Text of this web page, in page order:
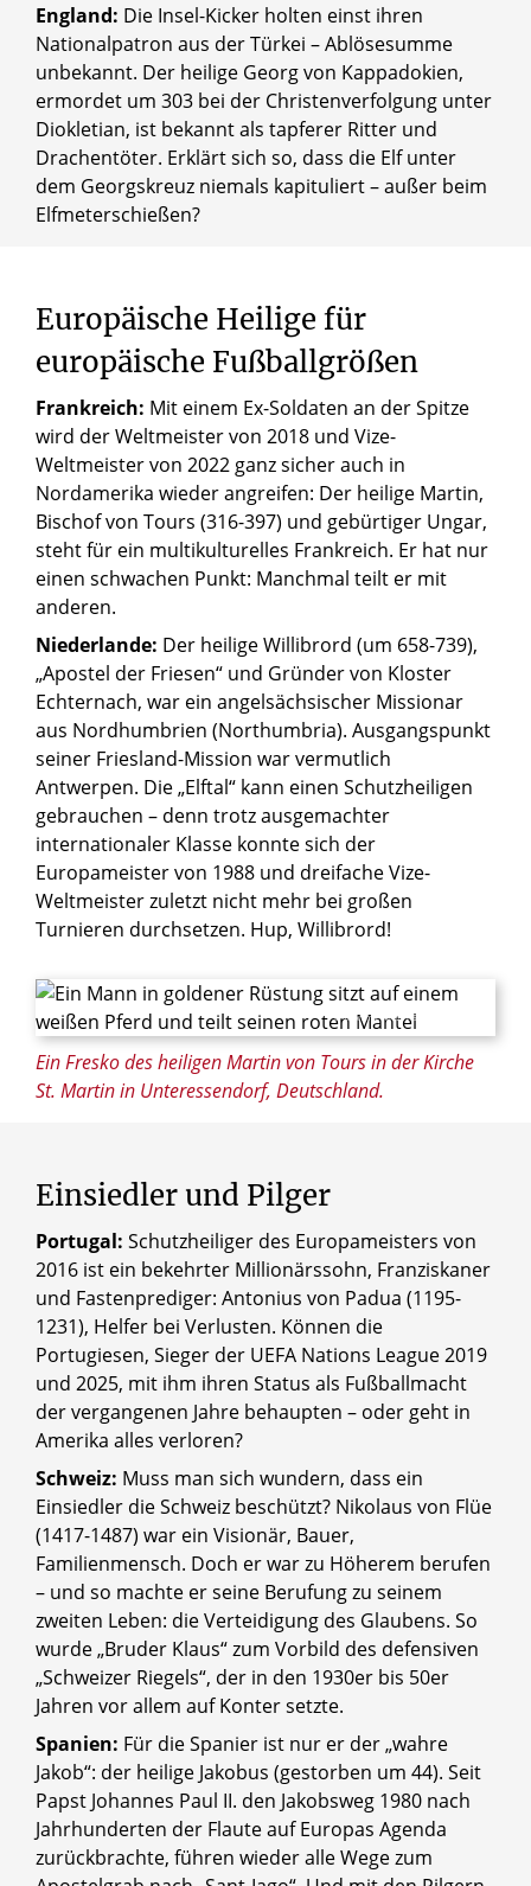
England: Die Insel-Kicker holten einst ihren
Nationalpatron aus der Türkei – Ablösesumme
unbekannt. Der heilige Georg von Kappadokien,
ermordet um 303 bei der Christenverfolgung unter
Diokletian, ist bekannt als tapferer Ritter und
Drachentöter. Erklärt sich so, dass die Elf unter
dem Georgskreuz niemals kapituliert – außer beim
Elfmeterschießen?
© Zvonimir Atletic / Shutterstock.com
Ein Fresko des heiligen Martin von Tours in der Kirche
St. Martin in Unteressendorf, Deutschland.
Europäische Heilige für
europäische Fußballgrößen
Frankreich: Mit einem Ex-Soldaten an der Spitze
wird der Weltmeister von 2018 und Vize-
Weltmeister von 2022 ganz sicher auch in
Nordamerika wieder angreifen: Der heilige Martin,
Bischof von Tours (316-397) und gebürtiger Ungar,
steht für ein multikulturelles Frankreich. Er hat nur
einen schwachen Punkt: Manchmal teilt er mit
anderen.
Niederlande: Der heilige Willibrord (um 658-739),
„Apostel der Friesen“ und Gründer von Kloster
Echternach, war ein angelsächsischer Missionar
aus Nordhumbrien (Northumbria). Ausgangspunkt
seiner Friesland-Mission war vermutlich
Antwerpen. Die „Elftal“ kann einen Schutzheiligen
gebrauchen – denn trotz ausgemachter
internationaler Klasse konnte sich der
Europameister von 1988 und dreifache Vize-
Weltmeister zuletzt nicht mehr bei großen
Turnieren durchsetzen. Hup, Willibrord!
Einsiedler und Pilger
Portugal: Schutzheiliger des Europameisters von
2016 ist ein bekehrter Millionärssohn, Franziskaner
und Fastenprediger: Antonius von Padua (1195-
1231), Helfer bei Verlusten. Können die
Portugiesen, Sieger der UEFA Nations League 2019
und 2025, mit ihm ihren Status als Fußballmacht
der vergangenen Jahre behaupten – oder geht in
Amerika alles verloren?
Schweiz: Muss man sich wundern, dass ein
Einsiedler die Schweiz beschützt? Nikolaus von Flüe
(1417-1487) war ein Visionär, Bauer,
Familienmensch. Doch er war zu Höherem berufen
– und so machte er seine Berufung zu seinem
zweiten Leben: die Verteidigung des Glaubens. So
wurde „Bruder Klaus“ zum Vorbild des defensiven
„Schweizer Riegels“, der in den 1930er bis 50er
Jahren vor allem auf Konter setzte.
Spanien: Für die Spanier ist nur er der „wahre
Jakob“: der heilige Jakobus (gestorben um 44). Seit
Papst Johannes Paul II. den Jakobsweg 1980 nach
Jahrhunderten der Flaute auf Europas Agenda
zurückbrachte, führen wieder alle Wege zum